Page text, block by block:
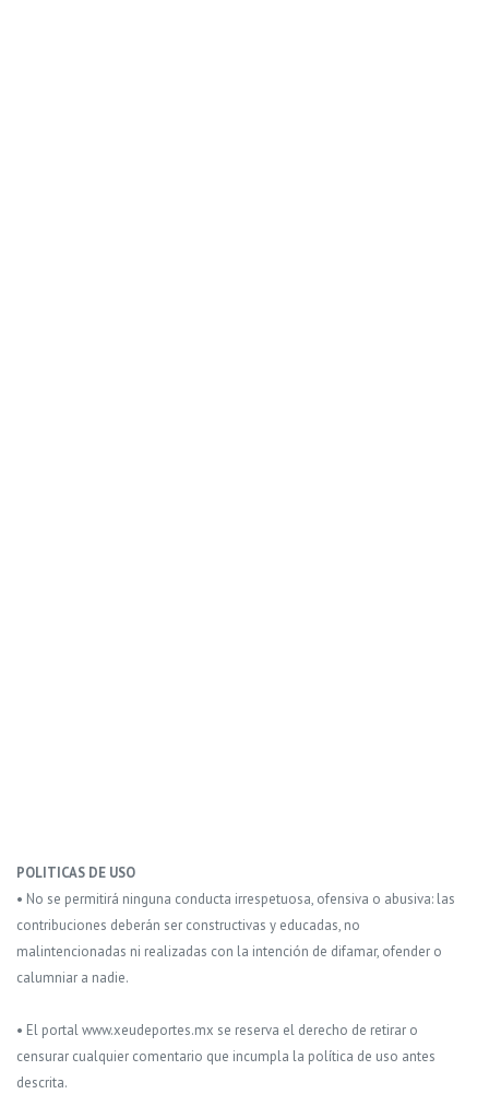
POLITICAS DE USO
• No se permitirá ninguna conducta irrespetuosa, ofensiva o abusiva: las
contribuciones deberán ser constructivas y educadas, no
malintencionadas ni realizadas con la intención de difamar, ofender o
calumniar a nadie.
• El portal www.xeudeportes.mx se reserva el derecho de retirar o
censurar cualquier comentario que incumpla la política de uso antes
descrita.